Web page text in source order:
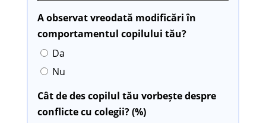
A observat vreodată modificări în
comportamentul copilului tău?
Da
Nu
Cât de des copilul tău vorbește despre
conflicte cu colegii? (%)